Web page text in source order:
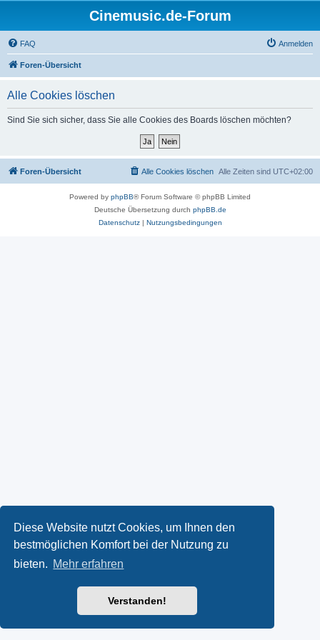
Diese Website nutzt Cookies, um Ihnen den
bestmöglichen Komfort bei der Nutzung zu
bieten. Mehr erfahren
Verstanden!
Cinemusic.de-Forum
FAQ Anmelden
Foren-Übersicht
Alle Cookies löschen
Sind Sie sich sicher, dass Sie alle Cookies des Boards löschen möchten?
Foren-Übersicht Alle Zeiten sind UTC+02:00
Alle Cookies löschen
Powered by phpBB® Forum Software © phpBB Limited
Deutsche Übersetzung durch phpBB.de
Datenschutz| Nutzungsbedingungen